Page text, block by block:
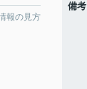
報の見方
備考